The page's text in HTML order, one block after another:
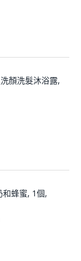
顏洗髮沐浴露,
和蜂蜜, 1個,